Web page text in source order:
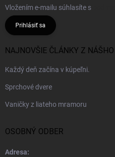
Vložením e-mailu súhlasíte s
Prihlásiť sa
NAJNOVŠIE ČLÁNKY Z
Každý deň začína v kúpeľni.
Sprchové dvere
Vaničky z liateho mramoru
OSOBNÝ ODBER
Adresa: